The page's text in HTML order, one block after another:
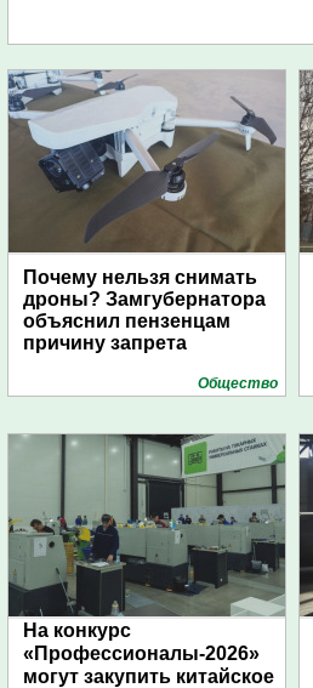
Почему нельзя снимать
дроны? Замгубернатора
объяснил пензенцам
причину запрета
Общество
На конкурс
«Профессионалы-2026»
могут закупить китайское